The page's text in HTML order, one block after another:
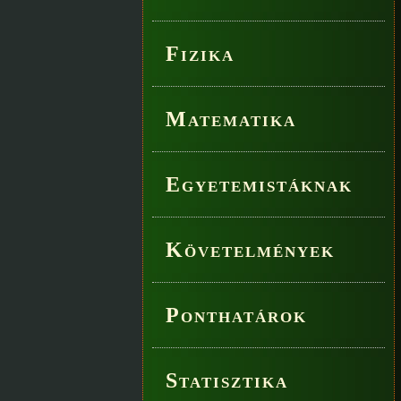
Fizika
Matematika
Egyetemistáknak
Követelmények
Ponthatárok
Statisztika